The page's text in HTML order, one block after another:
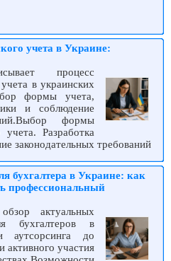
учета в Украине:
процесс
в украинских
формы учета,
и соблюдение
формы
учета. Разработка
законодательных требований
бухгалтера в Украине: как
профессиональный
актуальных
бухгалтеров в
до
активного участия